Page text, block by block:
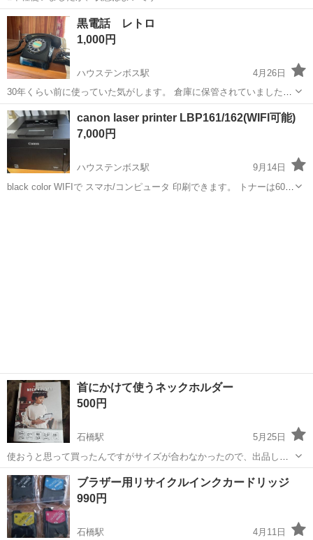
長崎 長崎市 佐世保駅
黒電話 レトロ
1,000円
ハウステンボス駅
4月26日
30年くらい前に使っていた気がします。 倉庫に保管されていました。
配線見た感じ問題無さそうなので使えるかとはおもいますが、確認ま
ではできていません。 今昭和レトロ人気出てますので、骨董好き、ま
たレトロ好きな方いかがでしょう...
長崎 佐世保市 ハウステンボス駅 電話、ＦＡＸ レトロ
canon laser printer LBP161/162(WIFI可能)
7,000円
ハウステンボス駅
9月14日
black color WIFIで スマホ/コンピュータ 印刷できます。 トナーは60%
首にかけて使うネックホルダー
500円
石橋駅
5月25日
使おうと思って買ったんですがサイズが合わなかったので、出品しま
す。 新品、未使用になります。
長崎 長崎市 石橋駅 電話、ＦＡＸ 新品
ブラザー用リサイクルインクカードリッジ
990円
石橋駅
4月11日